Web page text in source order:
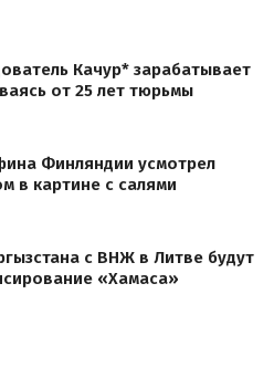
Качур* зарабатывает
от 25 лет тюрьмы
Финляндии усмотрел
в картине с салями
с ВНЖ в Литве будут
«Хамаса»